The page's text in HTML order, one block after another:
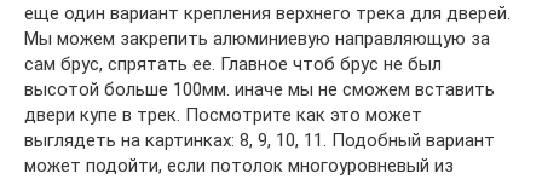
еще один вариант крепления верхнего трека для дверей.
Мы можем закрепить алюминиевую направляющую за
сам брус, спрятать ее. Главное чтоб брус не был
высотой больше 100мм. иначе мы не сможем вставить
двери купе в трек. Посмотрите как это может
выглядеть на картинках: 8, 9, 10, 11. Подобный вариант
может подойти, если потолок многоуровневый из